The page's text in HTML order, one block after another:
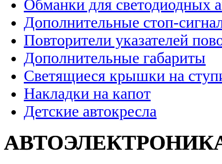
Обманки для светодиодных
Дополнительные стоп-
Повторители указателей
Дополнительные габариты
Светящиеся крышки на
Накладки на капот
Детские автокресла